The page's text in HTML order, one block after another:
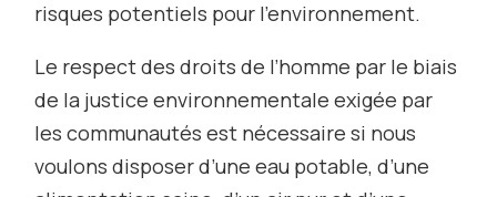
risques potentiels pour l’environnement.
Le respect des droits de l’homme par le biais
de la justice environnementale exigée par
les communautés est nécessaire si nous
voulons disposer d’une eau potable, d’une